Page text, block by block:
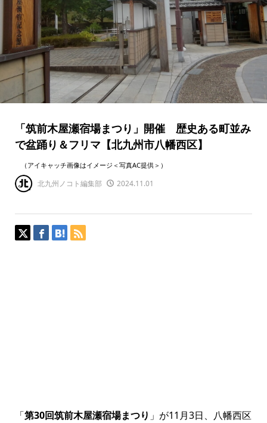
「筑前木屋瀬宿場まつり」開催 歴史ある町並み
で盆踊り＆フリマ【北九州市八幡西区】
（アイキャッチ画像はイメージ＜写真AC提供＞）
北九州ノコト編集部 2024.11.01
「第30回筑前木屋瀬宿場まつり 」が11月3日、八幡西区